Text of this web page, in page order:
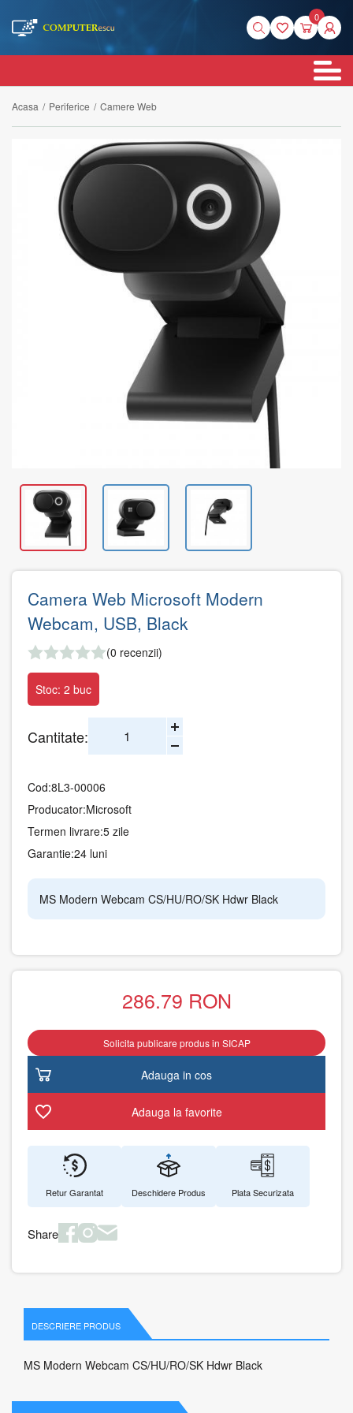
0
Acasa / Periferice / Camere Web
Camera Web Microsoft Modern
Webcam, USB, Black
(0 recenzii)
Stoc: 2 buc
Cantitate:
Cod:8L3-00006
Producator:Microsoft
Termen livrare:5 zile
Garantie:24 luni
MS Modern Webcam CS/HU/RO/SK Hdwr Black
286.79 RON
Solicita publicare produs in SICAP
Adauga in cos
Adauga la favorite
Retur Garantat Deschidere Produs Plata Securizata
Share
DESCRIERE PRODUS
MS Modern Webcam CS/HU/RO/SK Hdwr Black